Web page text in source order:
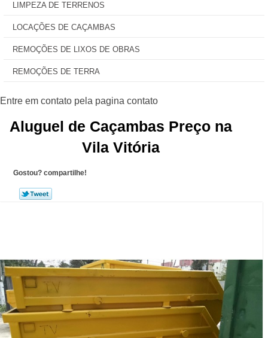
LIMPEZA DE TERRENOS
LOCAÇÕES DE CAÇAMBAS
REMOÇÕES DE LIXOS DE OBRAS
REMOÇÕES DE TERRA
Aluguel de Caçambas Preço na
Vila Vitória
Gostou? compartilhe!